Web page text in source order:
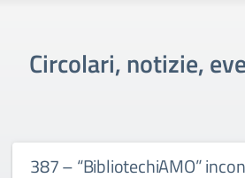
Circolari, notizie,
387 – “BibliotechiAMO”